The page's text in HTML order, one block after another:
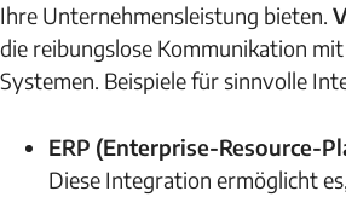
Ihre Unternehmensleistung bieten.
die reibungslose Kommunikation
Systemen. Beispiele für sinnvolle
ERP (Enterprise-Resource-
Diese Integration ermöglicht